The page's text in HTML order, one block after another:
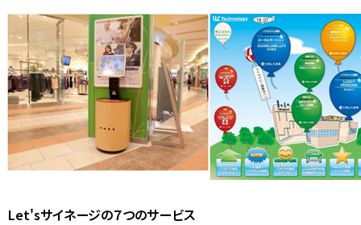
Let'sサイネージの７つのサービス